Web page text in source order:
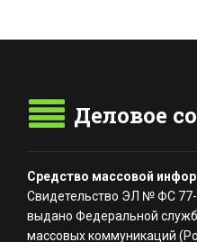
Деловое
Средство массовой
Свидетельство ЭЛ № ФС 77-
выдано Федеральной
массовых коммуникаций